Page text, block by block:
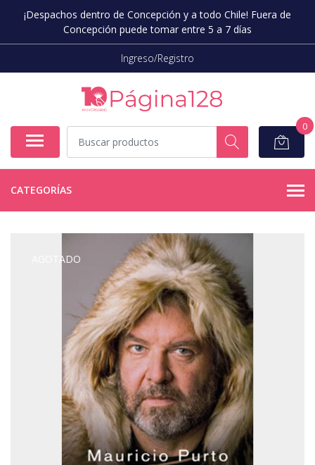
¡Despachos dentro de Concepción y a todo Chile! Fuera de
Concepción puede tomar entre 5 a 7 días
Ingreso/Registro
0
CATEGORÍAS
AGOTADO